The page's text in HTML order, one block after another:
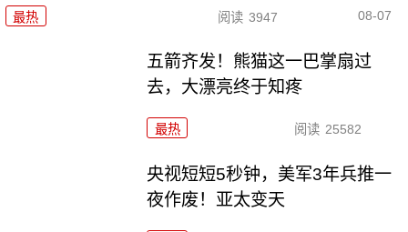
最热 阅读 3947 08-07
五箭齐发！熊猫这一巴掌扇过
去，大漂亮终于知疼
最热 阅读 25582
央视短短5秒钟，美军3年兵推一
夜作废！亚太变天